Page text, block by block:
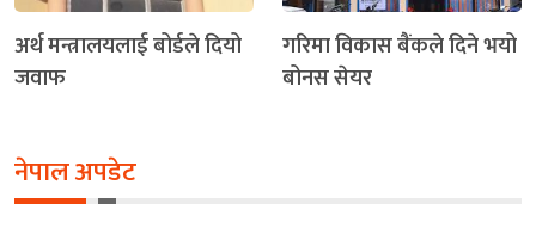
अर्थ मन्त्रालयलाई बोर्डले दियो
जवाफ
गरिमा विकास बैंकले दिने भयो
बोनस सेयर
नेपाल अपडेट